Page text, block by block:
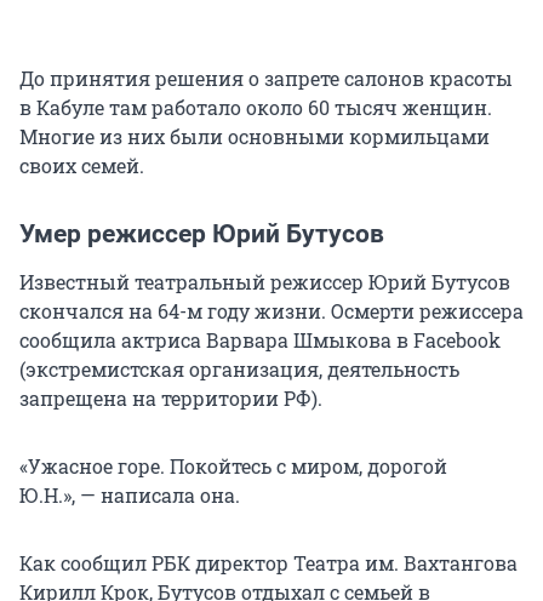
До принятия решения о запрете салонов красоты
в Кабуле там работало около 60 тысяч женщин.
Многие из них были основными кормильцами
своих семей.
Умер режиссер Юрий Бутусов
Известный театральный режиссер Юрий Бутусов
скончался на 64-м году жизни. Осмерти режиссера
сообщила актриса Варвара Шмыкова в Facebook
(экстремистская организация, деятельность
запрещена на территории РФ).
«Ужасное горе. Покойтесь с миром, дорогой
Ю.Н.», — написала она.
Как сообщил РБК директор Театра им. Вахтангова
Кирилл Крок, Бутусов отдыхал с семьей в